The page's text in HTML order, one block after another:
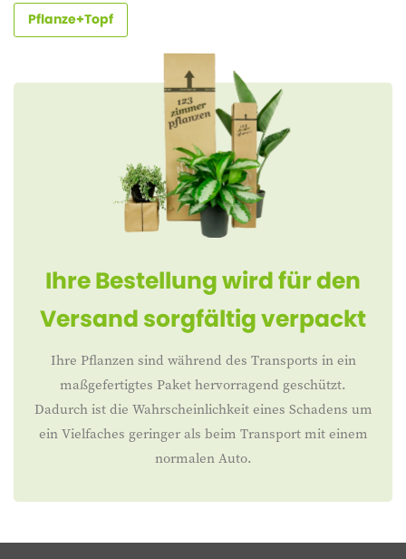
Pflanze+Topf
Ihre Bestellung wird für den
Versand sorgfältig verpackt
Ihre Pflanzen sind während des Transports in ein
maßgefertigtes Paket hervorragend geschützt.
Dadurch ist die Wahrscheinlichkeit eines Schadens um
ein Vielfaches geringer als beim Transport mit einem
normalen Auto.